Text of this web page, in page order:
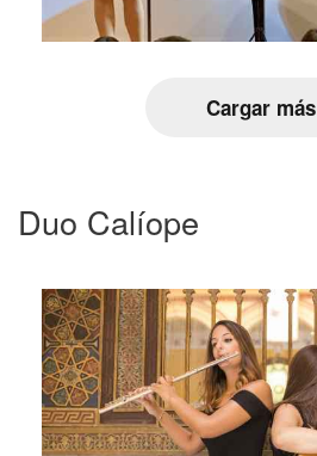
Cargar más
Duo Calíope